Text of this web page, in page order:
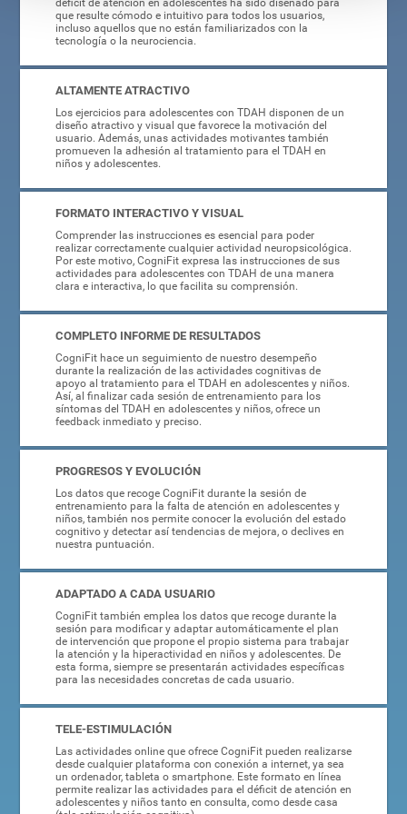
déficit de atención en adolescentes ha sido diseñado para
que resulte cómodo e intuitivo para todos los usuarios,
incluso aquellos que no están familiarizados con la
tecnología o la neurociencia.
ALTAMENTE ATRACTIVO
Los ejercicios para adolescentes con TDAH disponen de un
diseño atractivo y visual que favorece la motivación del
usuario. Además, unas actividades motivantes también
promueven la adhesión al tratamiento para el TDAH en
niños y adolescentes.
FORMATO INTERACTIVO Y VISUAL
Comprender las instrucciones es esencial para poder
realizar correctamente cualquier actividad neuropsicológica.
Por este motivo, CogniFit expresa las instrucciones de sus
actividades para adolescentes con TDAH de una manera
clara e interactiva, lo que facilita su comprensión.
COMPLETO INFORME DE RESULTADOS
CogniFit hace un seguimiento de nuestro desempeño
durante la realización de las actividades cognitivas de
apoyo al tratamiento para el TDAH en adolescentes y niños.
Así, al finalizar cada sesión de entrenamiento para los
síntomas del TDAH en adolescentes y niños, ofrece un
feedback inmediato y preciso.
PROGRESOS Y EVOLUCIÓN
Los datos que recoge CogniFit durante la sesión de
entrenamiento para la falta de atención en adolescentes y
niños, también nos permite conocer la evolución del estado
cognitivo y detectar así tendencias de mejora, o declives en
nuestra puntuación.
ADAPTADO A CADA USUARIO
CogniFit también emplea los datos que recoge durante la
sesión para modificar y adaptar automáticamente el plan
de intervención que propone el propio sistema para trabajar
la atención y la hiperactividad en niños y adolescentes. De
esta forma, siempre se presentarán actividades específicas
para las necesidades concretas de cada usuario.
TELE-ESTIMULACIÓN
Las actividades online que ofrece CogniFit pueden realizarse
desde cualquier plataforma con conexión a internet, ya sea
un ordenador, tableta o smartphone. Este formato en línea
permite realizar las actividades para el déficit de atención en
adolescentes y niños tanto en consulta, como desde casa